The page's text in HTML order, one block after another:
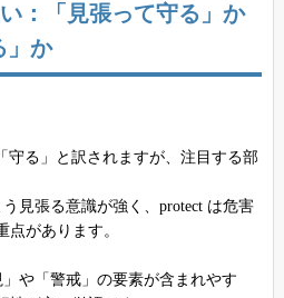
：「見張って守る」か
」か
守る」と訳されますが、注目する部
見張る意識が強く、protect は危害
があります。
や「警戒」の要素が含まれやす